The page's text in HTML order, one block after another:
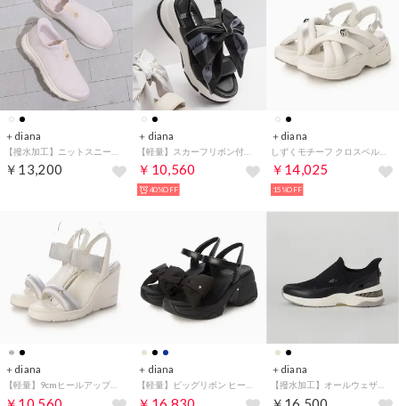
＋diana
￥13,200
＋diana
￥10,560
40%OFF
＋diana
しずくモチーフ クロスベルトサンダル （アイボリー人工スムース）
￥14,025
15%OFF
＋diana
【軽量】9cmヒールアップサンダル （シルバー生地）
＋diana
【軽量】ビッグリボン ヒールアップスポサン （黒生地）
＋diana
【撥水加工】オールウェザースリッポンスニーカー （黒生地）